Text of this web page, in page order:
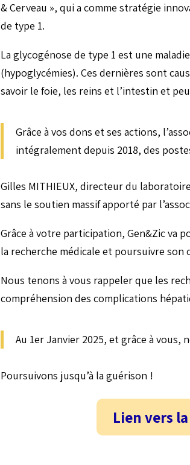
& Cerveau », qui a comme stratégie
de type 1.
La glycogénose de type 1 est une
(hypoglycémies). Ces dernières sont
savoir le foie, les reins et l’intestin et
Grâce à vos dons et ses actions,
intégralement depuis 2018, des
Gilles MITHIEUX, directeur du
sans le soutien massif apporté par
Grâce à votre participation, Gen&Zic va
la recherche médicale et poursuivre
Nous tenons à vous rappeler que les
compréhension des complications
Au 1er Janvier 2025, et grâce à vous,
Poursuivons jusqu’à la guérison !
Lien vers